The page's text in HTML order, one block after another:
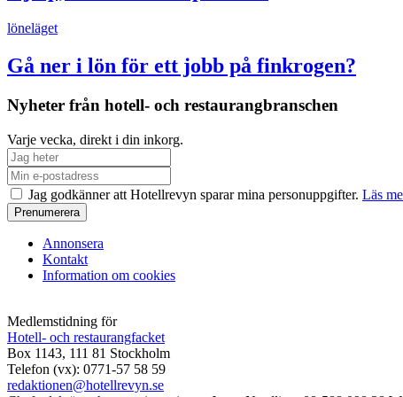
löneläget
Gå ner i lön för ett jobb på finkrogen?
Nyheter från hotell- och restaurangbranschen
Varje vecka, direkt i din inkorg.
Jag godkänner att Hotellrevyn sparar mina personuppgifter. Läs
Annonsera
Kontakt
Information om cookies
Medlemstidning för
Hotell- och restaurangfacket
Box 1143, 111 81 Stockholm
Telefon (vx): 0771-57 58 59
redaktionen@hotellrevyn.se